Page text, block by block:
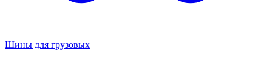
Шины для грузовых